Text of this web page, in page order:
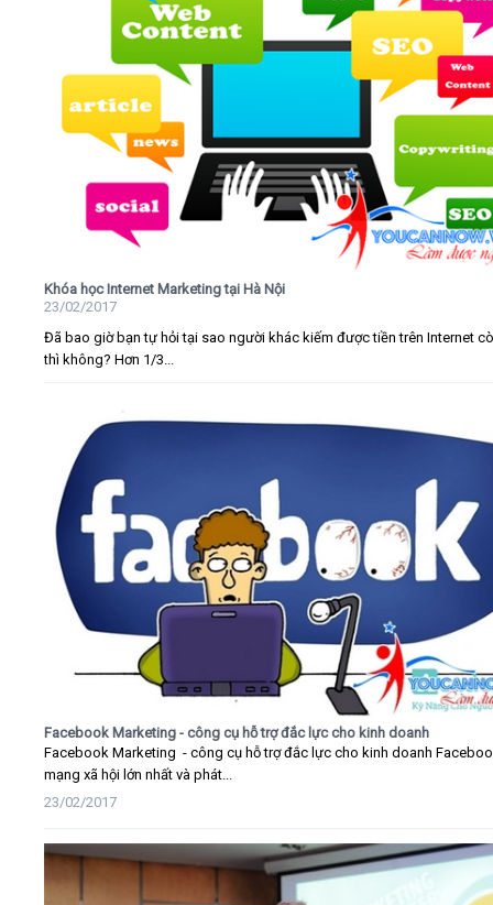
Khóa học Internet Marketing tại Hà Nội
23/02/2017
Đã bao giờ bạn tự hỏi tại sao người khác kiếm được tiền trên Internet
thì không? Hơn 1/3...
Facebook Marketing - công cụ hỗ trợ đắc lực cho kinh doanh
Facebook Marketing - công cụ hỗ trợ đắc lực cho kinh doanh
mạng xã hội lớn nhất và phát...
23/02/2017